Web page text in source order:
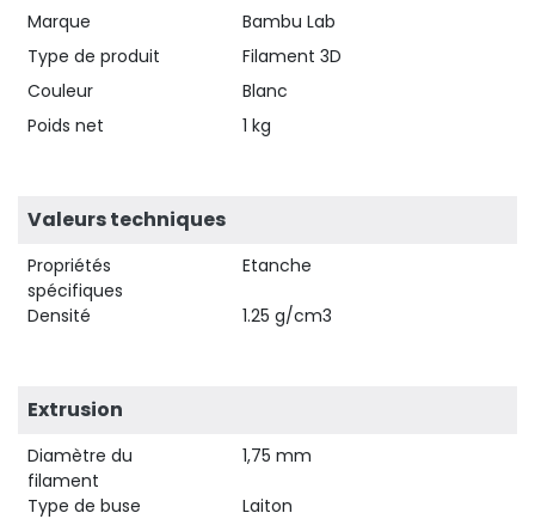
Marque
Bambu Lab
Type de produit
Filament 3D
Couleur
Blanc
Poids net
1 kg
Valeurs techniques
Propriétés
spécifiques
Etanche
Densité 1.25 g/cm3
Extrusion
Diamètre du
filament
1,75 mm
Type de buse
Laiton